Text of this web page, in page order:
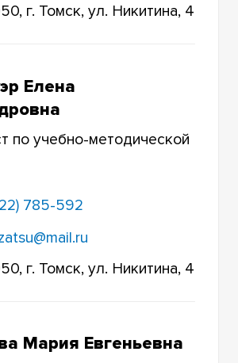
ОБРАЗОВАНИЯ
ЮРИДИЧЕСКИЙ ИНСТИТУТ
ГОСУДАРСТВЕННОГО
АКАДЕМИЯ
МЕНЕДЖМЕНТА ИМ. Н.П.
НАУЧНО-
ИНСТИТУТ СЕЛЬСКОГО
г. Томск, ул. Никитина, 4
Елена
по учебно-методической
785-592
г. Томск, ул. Никитина, 4
Мария Евгеньевна